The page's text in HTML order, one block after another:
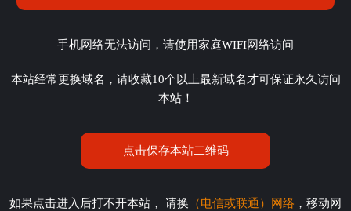
手机网络无法访问，请使用家庭WIFI网络访问
本站经常更换域名，请收藏10个以上最新域名才可保证永久访问
本站！
点击保存本站二维码
如果点击进入后打不开本站， 请换 （电信或联通）网络 ，移动网